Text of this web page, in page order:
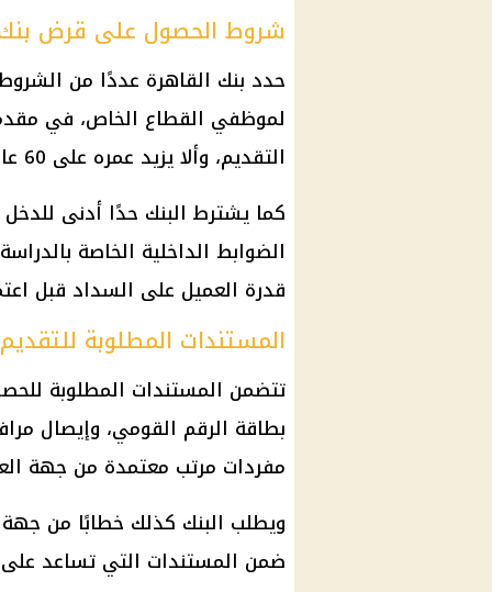
شروط الحصول على قرض بنك
حدد بنك القاهرة عددًا من
التقديم، وألا يزيد عمره على 60 عامًا عند نهاية مدة القرض.
الضوابط الداخلية الخاصة
قدرة العميل على السداد قبل
المستندات المطلوبة للتقديم
تتضمن المستندات المطلوبة
مفردات مرتب معتمدة من جهة
ويطلب البنك كذلك خطابًا من جهة
ضمن المستندات التي تساعد